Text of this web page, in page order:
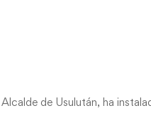
de Usulután, ha